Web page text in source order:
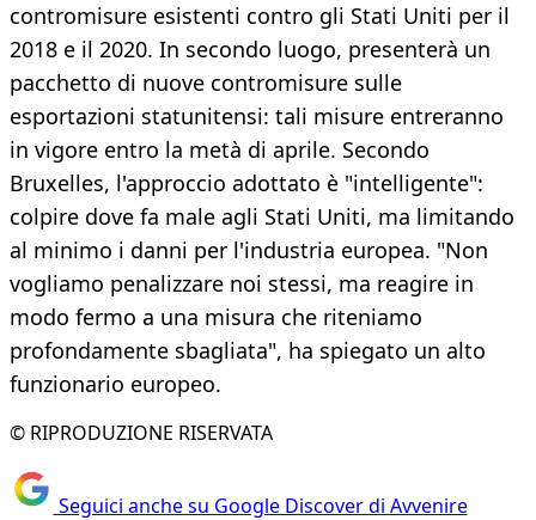
contromisure esistenti contro gli Stati Uniti per il
2018 e il 2020. In secondo luogo, presenterà un
pacchetto di nuove contromisure sulle
esportazioni statunitensi: tali misure entreranno
in vigore entro la metà di aprile. Secondo
Bruxelles, l'approccio adottato è "intelligente":
colpire dove fa male agli Stati Uniti, ma limitando
al minimo i danni per l'industria europea. "Non
vogliamo penalizzare noi stessi, ma reagire in
modo fermo a una misura che riteniamo
profondamente sbagliata", ha spiegato un alto
funzionario europeo.
© RIPRODUZIONE RISERVATA
Seguici anche su Google Discover di Avvenire